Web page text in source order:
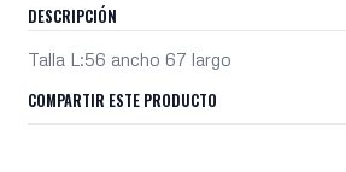
DESCRIPCIÓN
Talla L:56 ancho 67 largo
COMPARTIR ESTE PRODUCTO